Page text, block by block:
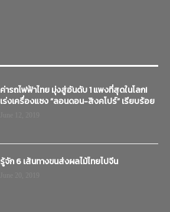
ค่ารถไฟฟ้าไทย มุ่งสู่อันดับ 1 แพงที่สุดในโลก!
เร่งเครื่องแซง “ลอนดอน-สิงคโปร์” เรียบร้อย
รู้จัก 6 เส้นทางขนส่งผลไม้ไทยไปจีน